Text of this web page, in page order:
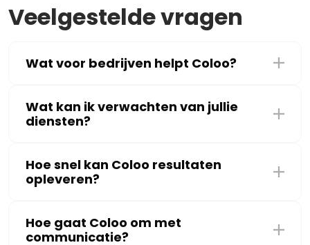
Veelgestelde vragen
Wat voor bedrijven helpt Coloo?
Wat kan ik verwachten van jullie
diensten?
Hoe snel kan Coloo resultaten
opleveren?
Hoe gaat Coloo om met
communicatie?